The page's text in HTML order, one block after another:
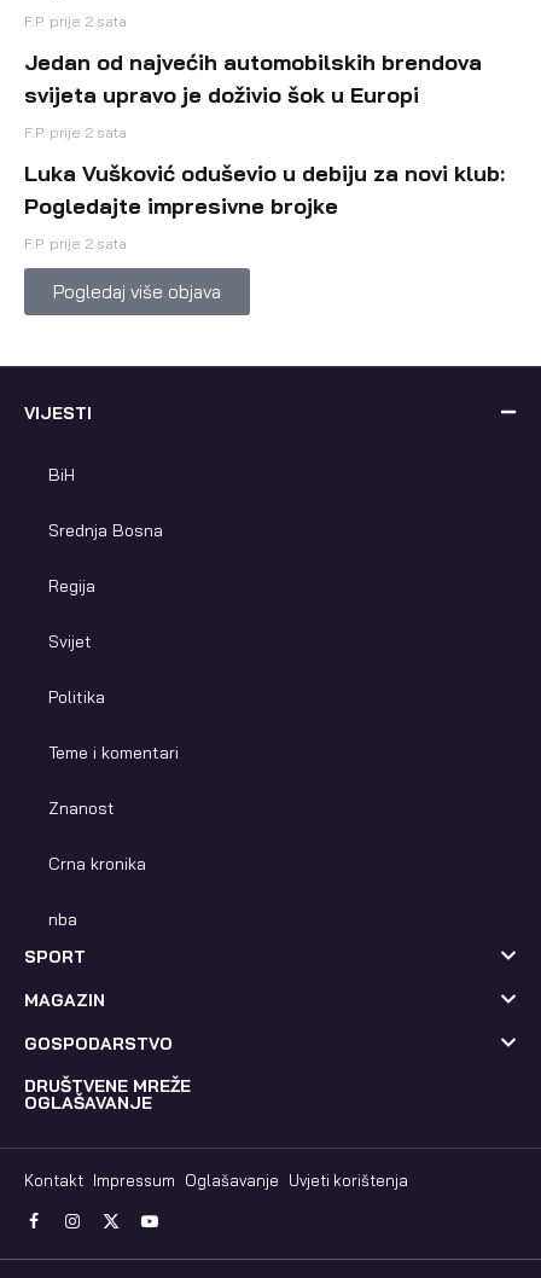
F.P. prije 2 sata
Jedan od najvećih automobilskih brendova
svijeta upravo je doživio šok u Europi
F.P. prije 2 sata
Luka Vušković oduševio u debiju za novi klub:
Pogledajte impresivne brojke
F.P. prije 2 sata
Pogledaj više objava
VIJESTI
BiH
Srednja Bosna
Regija
Svijet
Politika
Teme i komentari
Znanost
Crna kronika
nba
SPORT
MAGAZIN
GOSPODARSTVO
DRUŠTVENE MREŽE
OGLAŠAVANJE
Kontakt Impressum Oglašavanje Uvjeti korištenja
FacebookInstagram
X
(Twitter)
YouTube